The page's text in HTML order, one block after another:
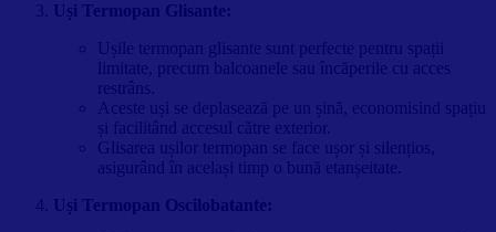
Uși Termopan Glisante:
Ușile termopan glisante sunt perfecte pentru spații
limitate, precum balcoanele sau încăperile cu acces
restrâns.
Aceste uși se deplasează pe un șină, economisind spațiu
și facilitând accesul către exterior.
Glisarea ușilor termopan se face ușor și silențios,
asigurând în același timp o bună etanșeitate.
Uși Termopan Oscilobatante: